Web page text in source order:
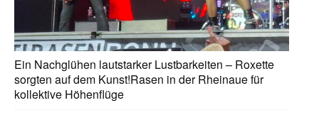
Ein Nachglühen lautstarker Lustbarkeiten – Roxette
sorgten auf dem Kunst!Rasen in der Rheinaue für
kollektive Höhenflüge